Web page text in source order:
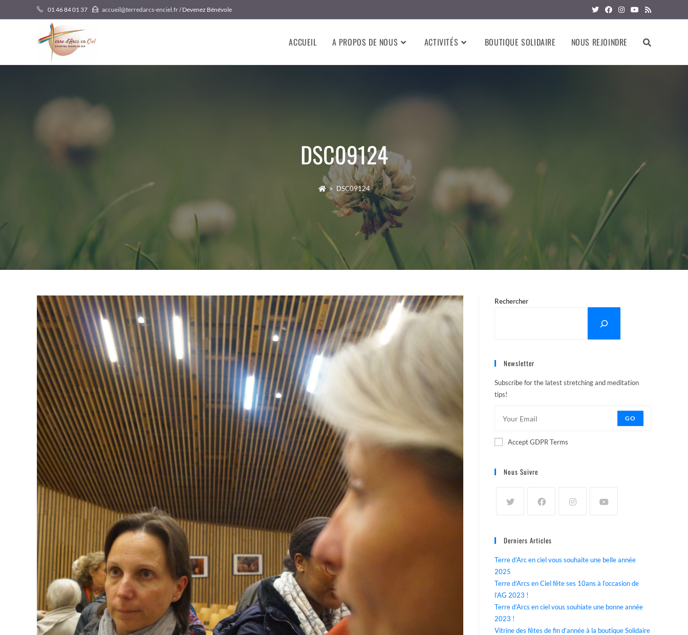
to
01 46 84 01 37 accueil@terredarcs-enciel.fr/ Devenez Bénévole
ACCUEIL A PROPOS DE NOUS ACTIVITÉS BOUTIQUE SOLIDAIRE NOUS REJOINDRE
DSC09124
> DSC09124
Rechercher
Newsletter
Subscribe for the latest stretching and meditation
tips!
GO
Accept GDPR Terms
Nous Suivre
Derniers Articles
Terre d’Arc en ciel vous souhaite une belle année
2025
Terre d’Arcs en Ciel fête ses 10ans à l’occasion de
l’AG 2023 !
Terre d’Arcs en ciel vous souhiate une bonne année
2023 !
Vitrine des fêtes de fin d’année à la boutique Solidaire